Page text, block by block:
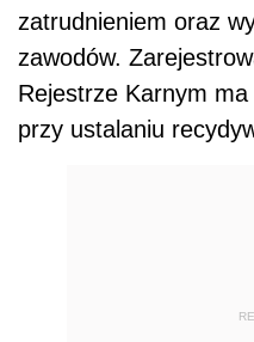
zatrudnieniem oraz
zawodów.
Rejestrze Karnym
przy ustalaniu